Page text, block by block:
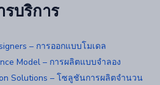
รบริการ
– การออกแบบโมเดล
Model – การผลิตแบบจำลอง
Solutions – โซลูชันการผลิตจำนวน